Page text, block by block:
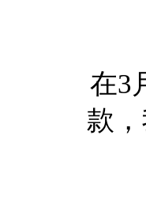
在3
款